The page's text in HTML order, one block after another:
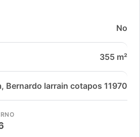
No
355 m²
Bernardo larrain cotapos 11970